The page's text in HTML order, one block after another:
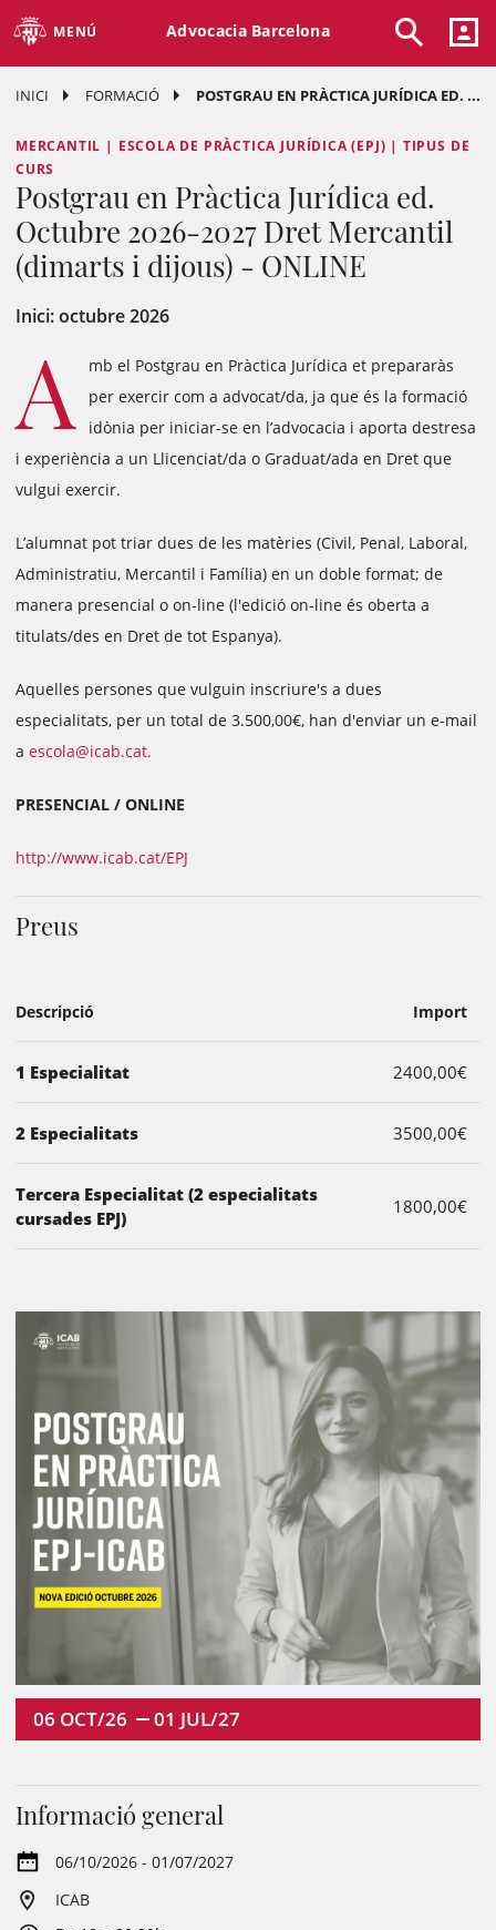
MENÚ Advocacia Barcelona
INICI FORMACIÓ POSTGRAU EN PRÀCTICA JURÍDICA ED. ...
MERCANTIL | ESCOLA DE PRÀCTICA JURÍDICA (EPJ) | TIPUS DE
CURS
Postgrau en Pràctica Jurídica ed.
Octubre 2026-2027 Dret Mercantil
(dimarts i dijous) - ONLINE
Inici: octubre 2026
A
mb el Postgrau en Pràctica Jurídica et prepararàs
per exercir com a advocat/da, ja que és la formació
idònia per iniciar-se en l’advocacia i aporta destresa
i experiència a un Llicenciat/da o Graduat/ada en Dret que
vulgui exercir.
L’alumnat pot triar dues de les matèries (Civil, Penal, Laboral,
Administratiu, Mercantil i Família) en un doble format; de
manera presencial o on-line (l'edició on-line és oberta a
titulats/des en Dret de tot Espanya).
Aquelles persones que vulguin inscriure's a dues
especialitats, per un total de 3.500,00€, han d'enviar un e-mail
a escola@icab.cat.
PRESENCIAL / ONLINE
http://www.icab.cat/EPJ
Preus
Descripció Import
1 Especialitat 2400,00€
2 Especialitats 3500,00€
Tercera Especialitat (2 especialitats
cursades EPJ)
1800,00€
06 OCT/26 01 JUL/27
Informació general
06/10/2026 - 01/07/2027
ICAB